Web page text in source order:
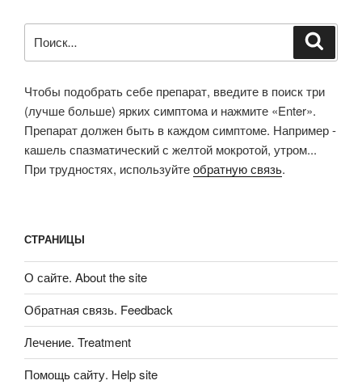
Чтобы подобрать себе препарат, введите в поиск три
(лучше больше) ярких симптома и нажмите «Enter».
Препарат должен быть в каждом симптоме. Например -
кашель спазматический с желтой мокротой, утром...
При трудностях, используйтеобратную связь.
СТРАНИЦЫ
О сайте. About the site
Обратная связь. Feedback
Лечение. Treatment
Помощь сайту. Help site